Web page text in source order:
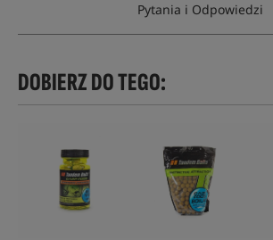
Pytania i Odpowiedzi
DOBIERZ DO TEGO: